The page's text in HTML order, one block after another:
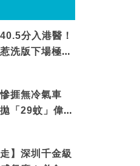
分入港醫！
洗版下場極震
捱無冷氣車
「29蚊」偉論
走】深圳千金級